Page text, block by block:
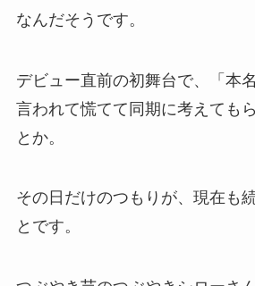
なんだそうです。
デビュー直前の初舞台で、「本
言われて慌てて同期に考えても
とか。
その日だけのつもりが、現在も
とです。